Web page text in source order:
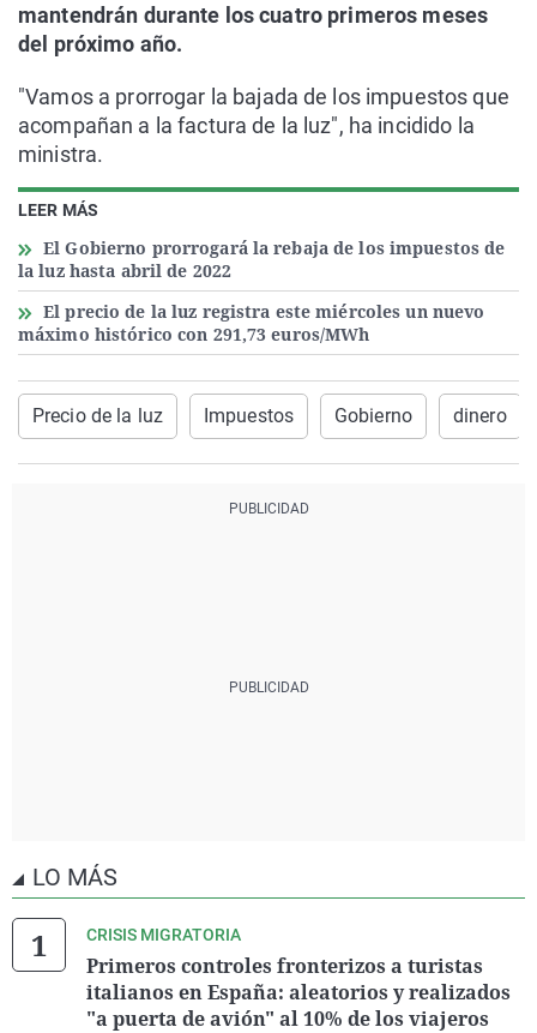
LEER MÁS
El Gobierno prorrogará la rebaja de los impuestos de
la luz hasta abril de 2022
El precio de la luz registra este miércoles un nuevo
máximo histórico con 291,73 euros/MWh
mantendrán durante los cuatro primeros meses
del próximo año.
"Vamos a prorrogar la bajada de los impuestos que
acompañan a la factura de la luz", ha incidido la
ministra.
Precio de la luz Impuestos Gobierno dinero
LO MÁS
CRISIS MIGRATORIA
Primeros controles fronterizos a turistas
italianos en España: aleatorios y realizados
"a puerta de avión" al 10% de los viajeros